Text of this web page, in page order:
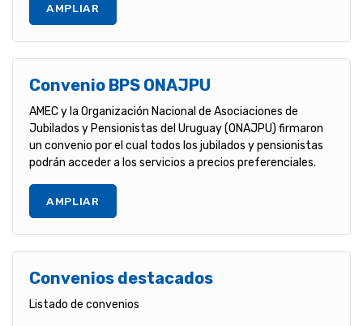
AMPLIAR
Convenio BPS ONAJPU
AMEC y la Organización Nacional de Asociaciones de
Jubilados y Pensionistas del Uruguay (ONAJPU) firmaron
un convenio por el cual todos los jubilados y pensionistas
podrán acceder a los servicios a precios preferenciales.
AMPLIAR
Convenios destacados
Listado de convenios